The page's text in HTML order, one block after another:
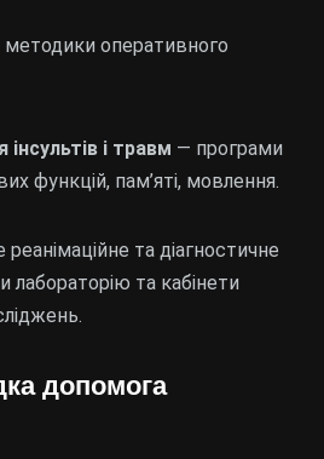
методики оперативного
інсультів і травм — програми
функцій, пам’яті, мовлення.
та діагностичне
лабораторію та кабінети
допомога